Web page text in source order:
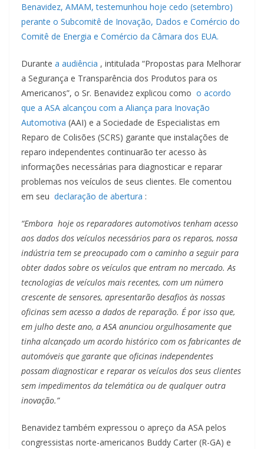
Benavidez, AMAM, testemunhou hoje cedo (setembro)
perante o Subcomitê de Inovação, Dados e Comércio do
Comitê de Energia e Comércio da Câmara dos EUA.
Durante a audiência , intitulada “Propostas para Melhorar
a Segurança e Transparência dos Produtos para os
Americanos”, o Sr. Benavidez explicou como o acordo
que a ASA alcançou com a Aliança para Inovação
Automotiva (AAI) e a Sociedade de Especialistas em
Reparo de Colisões (SCRS) garante que instalações de
reparo independentes continuarão ter acesso às
informações necessárias para diagnosticar e reparar
problemas nos veículos de seus clientes. Ele comentou
em seu declaração de abertura :
“Embora hoje os reparadores automotivos tenham acesso
aos dados dos veículos necessários para os reparos, nossa
indústria tem se preocupado com o caminho a seguir para
obter dados sobre os veículos que entram no mercado. As
tecnologias de veículos mais recentes, com um número
crescente de sensores, apresentarão desafios às nossas
oficinas sem acesso a dados de reparação. É por isso que,
em julho deste ano, a ASA anunciou orgulhosamente que
tinha alcançado um acordo histórico com os fabricantes de
automóveis que garante que oficinas independentes
possam diagnosticar e reparar os veículos dos seus clientes
sem impedimentos da telemática ou de qualquer outra
inovação.”
Benavidez também expressou o apreço da ASA pelos
congressistas norte-americanos Buddy Carter (R-GA) e